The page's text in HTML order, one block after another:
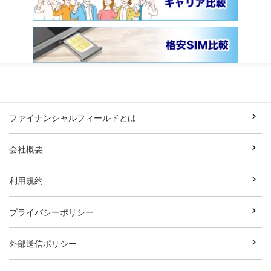
ファイナンシャルフィールドとは
会社概要
利用規約
プライバシーポリシー
外部送信ポリシー